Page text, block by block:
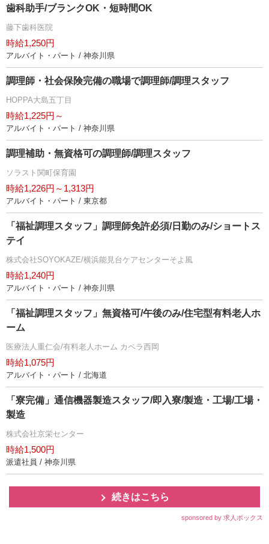
歯科助手/ブランクOK・短時間OK
藤下歯科医院
時給1,250円
アルバイト・パート / 神奈川県
調理師・社会保険完備の職場で調理師/調理スタッフ
HOPPA大島五丁目
時給1,225円～
アルバイト・パート / 神奈川県
調理補助・無資格可の調理師/調理スタッフ
ソラスト関町保育園
時給1,226円～1,313円
アルバイト・パート / 東京都
「福祉調理スタッフ」調理師免許必須/日勤のみ/ショートス
テイ
株式会社SOYOKAZE/横浜能見台ケアセンターそよ風
時給1,240円
アルバイト・パート / 神奈川県
「福祉調理スタッフ」無資格可/午後のみ/住宅型有料老人ホ
ーム
医療法人重仁会/有料老人ホーム カペラ西岡
時給1,075円
アルバイト・パート / 北海道
「寮完備」通信機器製造スタッフ/即入寮/製造・工場/工場・
製造
株式会社京栄センター
時給1,500円
派遣社員 / 神奈川県
続きはこちら
sponsored by 求人ボックス